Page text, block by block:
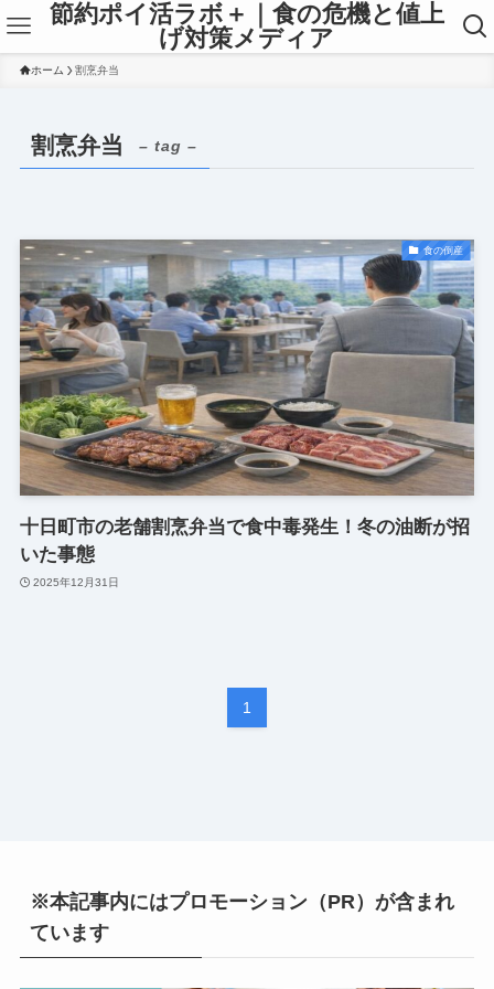
節約ポイ活ラボ＋｜食の危機と値上
げ対策メディア
ホーム 割烹弁当
割烹弁当 – tag –
食の倒産
十日町市の老舗割烹弁当で食中毒発生！冬の油断が招
いた事態
2025年12月31日
1
※本記事内にはプロモーション（PR）が含まれ
ています